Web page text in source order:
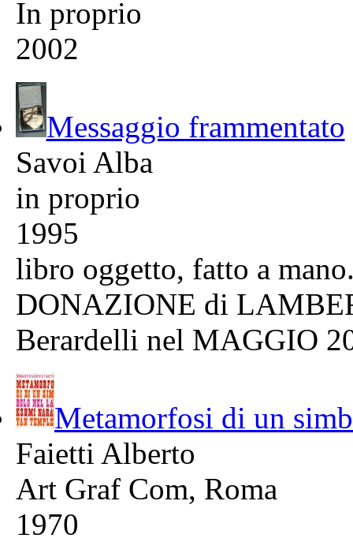
In proprio
2002
Messaggio frammentato
Savoi Alba
in proprio
1995
libro oggetto, fatto a
DONAZIONE di
Berardelli nel MAGGIO
Metamorfosi di un
Faietti Alberto
Art Graf Com, Roma
1970